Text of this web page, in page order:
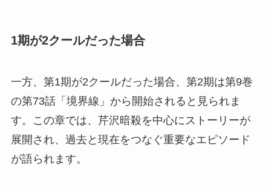
1期が2クールだった場合
一方、第1期が2クールだった場合、第2期は第9巻
の第73話「境界線」から開始されると見られま
す。この章では、芹沢暗殺を中心にストーリーが
展開され、過去と現在をつなぐ重要なエピソード
が語られます。